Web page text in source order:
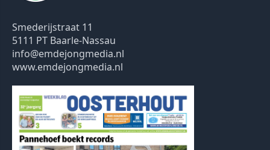
Smederijstraat 11
5111 PT Baarle-Nassau
info@emdejongmedia.nl
www.emdejongmedia.nl